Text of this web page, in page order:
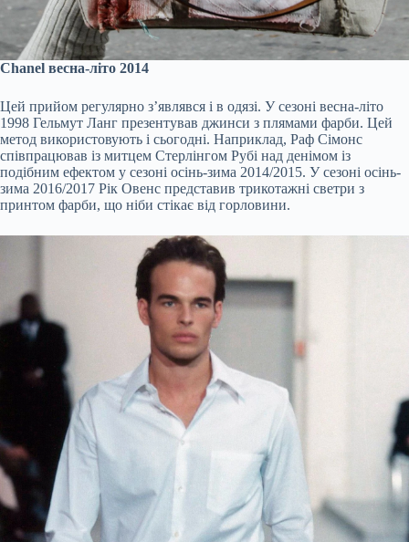
Chanel весна-літо 2014
Цей прийом регулярно з’являвся і в одязі. У сезоні весна-літо
1998 Гельмут Ланг презентував джинси з плямами фарби. Цей
метод використовують і сьогодні. Наприклад, Раф Сімонс
співпрацював із митцем Стерлінгом Рубі над денімом із
подібним ефектом у сезоні осінь-зима 2014/2015. У сезоні осінь-
зима 2016/2017 Рік Овенс представив трикотажні светри з
принтом фарби, що ніби стікає від горловини.